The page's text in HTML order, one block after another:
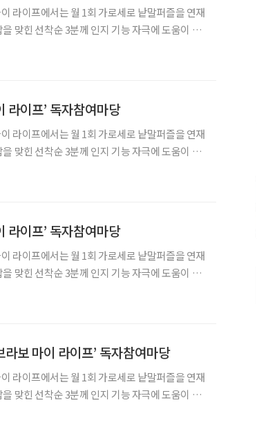
맞힌 선착순 3분께 인지 기능 자극에 도움이 되
라이프’ 독자참여마당
맞힌 선착순 3분께 인지 기능 자극에 도움이 되
라이프’ 독자참여마당
맞힌 선착순 3분께 인지 기능 자극에 도움이 되
보 마이 라이프’ 독자참여마당
맞힌 선착순 3분께 인지 기능 자극에 도움이 되